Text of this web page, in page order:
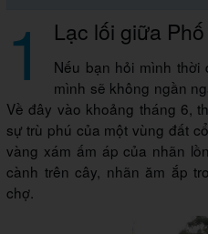
1 Lạc lối giữa
Nếu bạn hỏi mình thời
mình sẽ không ngần
Về đây vào khoảng tháng 6,
sự trù phú của một vùng đất
vàng xám ấm áp của nhãn
cành trên cây, nhãn ăm ắp
chợ.